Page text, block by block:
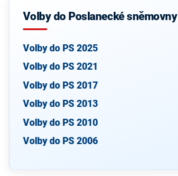
Volby do Poslanecké sněmovny
Volby do PS 2025
Volby do PS 2021
Volby do PS 2017
Volby do PS 2013
Volby do PS 2010
Volby do PS 2006